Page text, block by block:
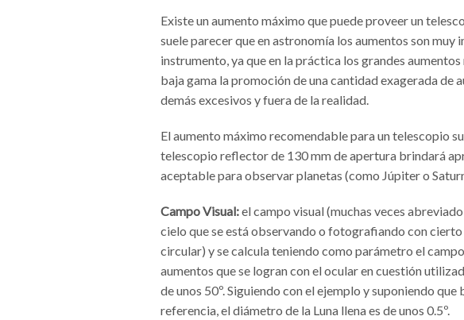
Existe un aumento máximo que puede proveer un
suele parecer que en astronomía los aumentos son
instrumento, ya que en la práctica los grandes
baja gama la promoción de una cantidad exagerada de
demás excesivos y fuera de la realidad.
El aumento máximo recomendable para un telescopio
telescopio reflector de 130 mm de apertura brindará
aceptable para observar planetas (como Júpiter o
Campo Visual:el campo visual (muchas veces
cielo que se está observando o fotografiando con
circular) y se calcula teniendo como parámetro el
aumentos que se logran con el ocular en cuestión
de unos 50º. Siguiendo con el ejemplo y suponiendo
referencia, el diámetro de la Luna llena es de unos 0.5º.